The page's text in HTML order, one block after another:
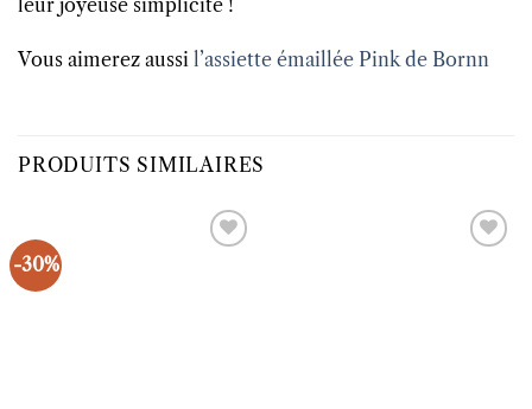
leur joyeuse simplicité !
Vous aimerez aussi l’assiette émaillée Pink de Bornn
PRODUITS SIMILAIRES
-30%